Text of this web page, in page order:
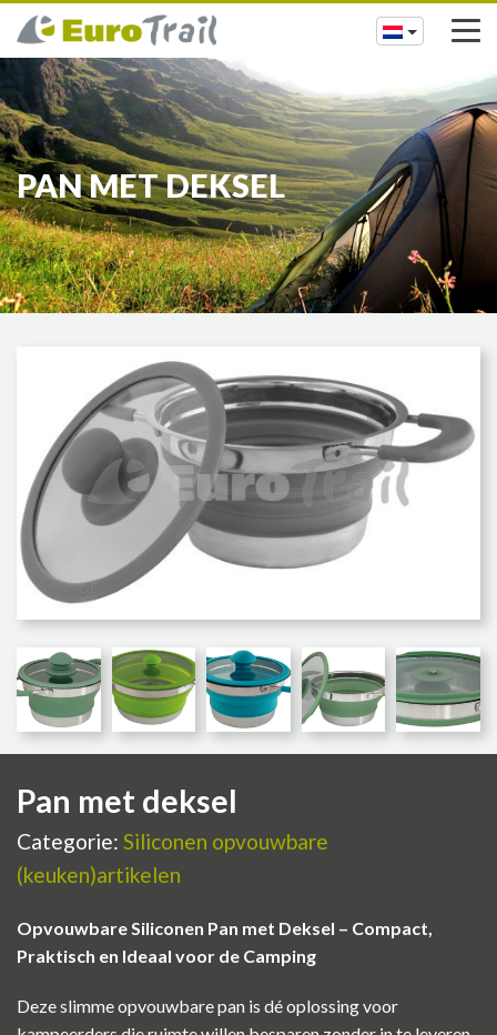
PAN MET DEKSEL
Pan met deksel
Categorie: Siliconen opvouwbare
(keuken)artikelen
Opvouwbare Siliconen Pan met Deksel – Compact,
Praktisch en Ideaal voor de Camping
Deze slimme opvouwbare pan is dé oplossing voor